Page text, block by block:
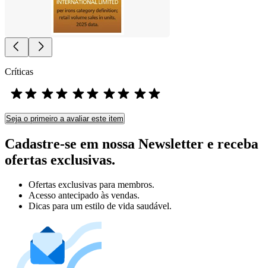
Críticas
Seja o primeiro a avaliar este item
Cadastre-se em nossa Newsletter e receba
ofertas exclusivas.
Ofertas exclusivas para membros.
Acesso antecipado às vendas.
Dicas para um estilo de vida saudável.